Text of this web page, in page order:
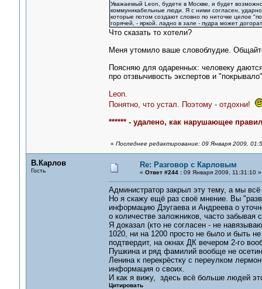
Уважаемый Leon, будете в Москве, и будет
коммуникабельные люди. Я с ними согласен,
которые потом создают словно по ниточке целое
горячей, - яркой. ладно в зале - пудра может
Что сказать то хотели?
Меня утомило ваше словоблудие.
Поясняю для одаренных: человеку
про отзвычивость экспертов и
Leon.
Понятно, что устал. Поэтому - отдохни!
****** - удалено, как нарушающее
« Последнее редактирование: 09 Января 2009,
В.Карлов
Гость
Re: Разговор с Карловым
« Ответ #244 :09 Января 2009, 11:31:10 »
Администратор закрыл эту тему, а мы всё
Но я скажу ещё раз своё мнение. Вы
информацию Дзугаева и Андреева о
о количестве заложников, часто
Я доказал (кто не согласен - не
1020, ни на 1200 просто не было и быть
подтвердит, на окнах ДК вечером 2-го
Пушкина и ряд фамилий вообще не
Ленина к перекрёстку с переулком
информация о своих.
И как я вижу, здесь всё больше людей
Цитировать